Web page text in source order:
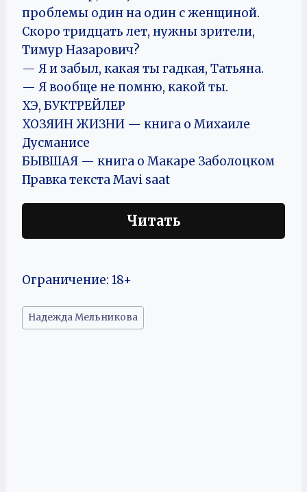
проблемы один на один с женщиной.
Скоро тридцать лет, нужны зрители,
Тимур Назарович?
— Я и забыл, какая ты гадкая, Татьяна.
— Я вообще не помню, какой ты.
ХЭ, БУКТРЕЙЛЕР
ХОЗЯИН ЖИЗНИ — книга о Михаиле
Дусманисе
БЫВШАЯ — книга о Макаре Заболоцком
Правка текста Mavi saat
Читать
Ограничение: 18+
Метки
записи:
Надежда Мельникова